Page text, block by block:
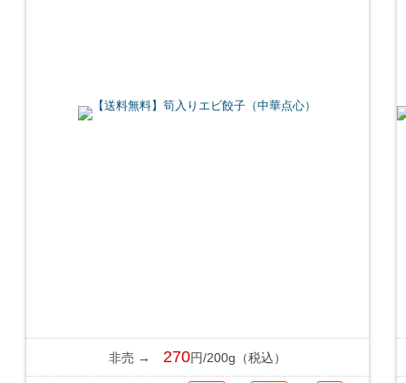
非売 → 270円/200g（税込）